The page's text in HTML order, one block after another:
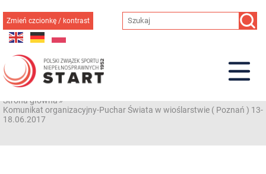
do
treści
Zmień czcionkę / kontrast
Strona główna»
Komunikat organizacyjny-Puchar Świata w wioślarstwie ( Poznań ) 13-
18.06.2017